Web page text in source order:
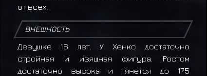
от всех.
ВНЕШНОСТЬ
Девушке 16 лет. У Хенко достаточно
стройная и изящная фигура. Ростом
достаточно высока и тянется до 175